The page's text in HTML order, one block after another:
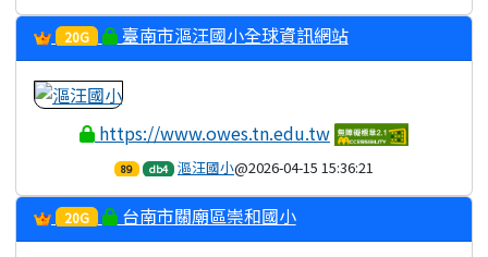
20G 臺南市漚汪國小全球資訊網站
https://www.owes.tn.edu.tw
89 db4 漚汪國小@2026-04-15 15:36:21
20G 台南市關廟區崇和國小